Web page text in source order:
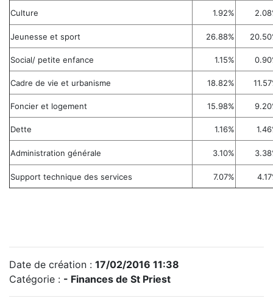
Culture 1.92%
Jeunesse et sport 26.88%
Social/ petite enfance 1.15%
Cadre de vie et urbanisme 18.82%
Foncier et logement 15.98%
Dette 1.16%
Administration générale 3.10%
Support technique des services 7.07%
Date de création : 17/02/2016 11:38
Catégorie : - Finances de St Priest